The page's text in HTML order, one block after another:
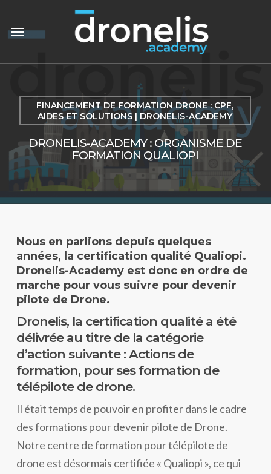
principal
Menu
FINANCEMENT DE FORMATION DRONE : CPF,
AIDES ET SOLUTIONS | DRONELIS-ACADEMY
DRONELIS-ACADEMY : ORGANISME DE
FORMATION QUALIOPI
Nous en parlions depuis quelques
années, la certification qualité Qualiopi.
Dronelis-Academy est donc en ordre de
marche pour vous suivre pour devenir
pilote de Drone.
Dronelis, la certification qualité a été
délivrée au titre de la catégorie
d’action suivante : Actions de
formation, pour ses formation de
télépilote de drone.
Il était temps de pouvoir en profiter dans le cadre
desformations pour devenir pilote de Drone.
Notre centre de formation pour télépilote de
drone est désormais certifiée « Qualiopi », ce qui